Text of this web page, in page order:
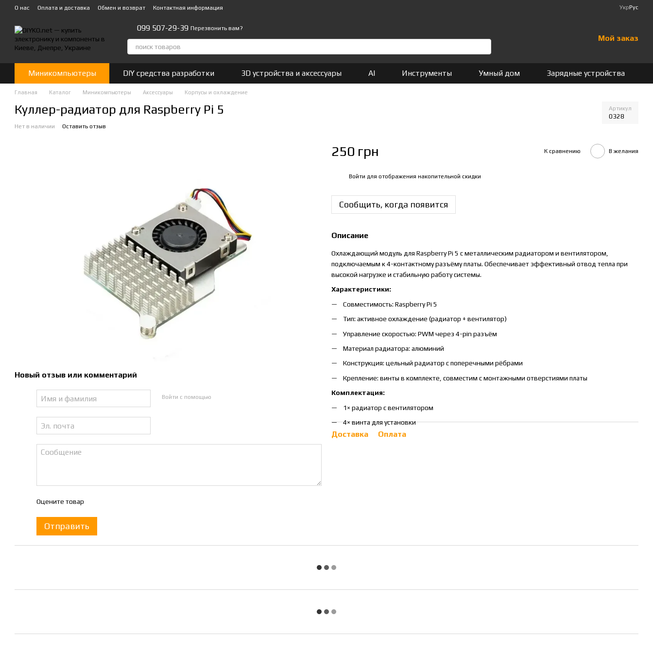
Перейти к основному контенту
О нас Оплата и доставка Обмен и возврат Контактная информация УкрРус
099 507-29-39 Перезвонить вам?
Мой заказ
Миникомпьютеры DIY средства разработки 3D устройства и аксессуары AI Инструменты Умный дом Зарядные устройства
Главная Каталог Миникомпьютеры Аксессуары Корпусы и охлаждение
Куллер-радиатор для Raspberry Pi 5 Артикул
0328
Нет в наличии Оставить отзыв
Новый отзыв или комментарий
Войти с помощью
Оцените товар
Отправить
250 грн К сравнению В желания
Войти для отображения накопительной скидки
Сообщить, когда появится
Описание
Охлаждающий модуль для Raspberry Pi 5 с металлическим радиатором и вентилятором,
подключаемым к 4-контактному разъёму платы. Обеспечивает эффективный отвод тепла при
высокой нагрузке и стабильную работу системы.
Характеристики:
Совместимость: Raspberry Pi 5
Тип: активное охлаждение (радиатор + вентилятор)
Управление скоростью: PWM через 4-pin разъём
Материал радиатора: алюминий
Конструкция: цельный радиатор с поперечными рёбрами
Крепление: винты в комплекте, совместим с монтажными отверстиями платы
Комплектация:
1× радиатор с вентилятором
4× винта для установки
Доставка Оплата